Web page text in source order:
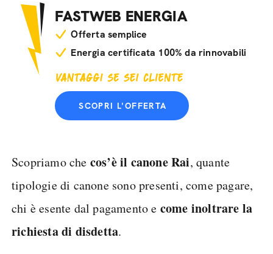
FASTWEB ENERGIA
Offerta semplice
Energia certificata 100% da rinnovabili
SCOPRI L'OFFERTA
Scopriamo che cos’è il canone Rai, quante
tipologie di canone sono presenti, come pagare,
chi è esente dal pagamento e come inoltrare la
richiesta di disdetta.